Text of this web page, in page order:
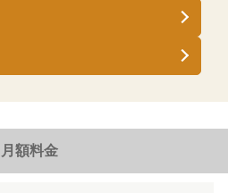
月額料金